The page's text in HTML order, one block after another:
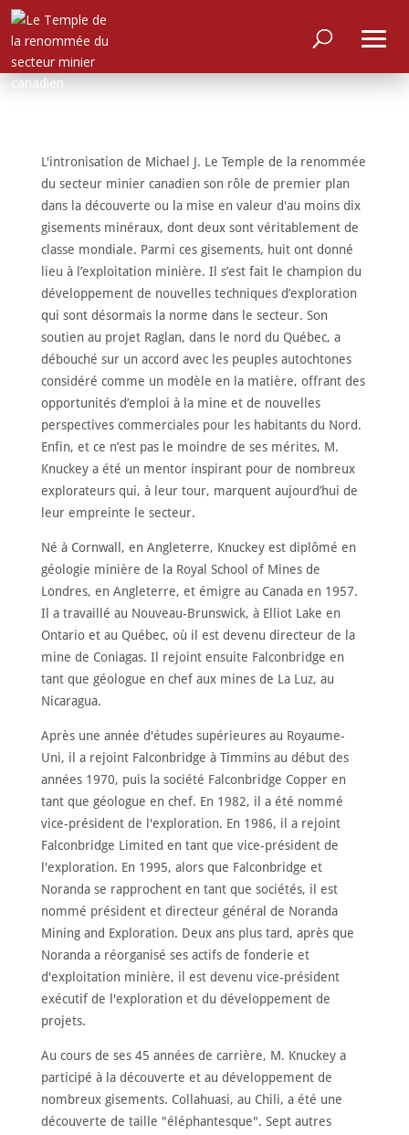
ACCUEIL
À
RENCONTRER
LES
MEMBRES
NOMINATION
CÉRÉMONIE
ANNUELLE
NOUVELLES
SPONSORS
DE
SOUTIEN
CONTACT
Français
L'intronisation de Michael J. Le Temple de la renommée
du secteur minier canadien son rôle de premier plan
dans la découverte ou la mise en valeur d'au moins dix
gisements minéraux, dont deux sont véritablement de
classe mondiale. Parmi ces gisements, huit ont donné
lieu à l’exploitation minière. Il s’est fait le champion du
développement de nouvelles techniques d’exploration
qui sont désormais la norme dans le secteur. Son
soutien au projet Raglan, dans le nord du Québec, a
débouché sur un accord avec les peuples autochtones
considéré comme un modèle en la matière, offrant des
opportunités d’emploi à la mine et de nouvelles
perspectives commerciales pour les habitants du Nord.
Enfin, et ce n’est pas le moindre de ses mérites, M.
Knuckey a été un mentor inspirant pour de nombreux
explorateurs qui, à leur tour, marquent aujourd’hui de
leur empreinte le secteur.
Né à Cornwall, en Angleterre, Knuckey est diplômé en
géologie minière de la Royal School of Mines de
Londres, en Angleterre, et émigre au Canada en 1957.
Il a travaillé au Nouveau-Brunswick, à Elliot Lake en
Ontario et au Québec, où il est devenu directeur de la
mine de Coniagas. Il rejoint ensuite Falconbridge en
tant que géologue en chef aux mines de La Luz, au
Nicaragua.
Après une année d'études supérieures au Royaume-
Uni, il a rejoint Falconbridge à Timmins au début des
années 1970, puis la société Falconbridge Copper en
tant que géologue en chef. En 1982, il a été nommé
vice-président de l'exploration. En 1986, il a rejoint
Falconbridge Limited en tant que vice-président de
l'exploration. En 1995, alors que Falconbridge et
Noranda se rapprochent en tant que sociétés, il est
nommé président et directeur général de Noranda
Mining and Exploration. Deux ans plus tard, après que
Noranda a réorganisé ses actifs de fonderie et
d'exploitation minière, il est devenu vice-président
exécutif de l'exploration et du développement de
projets.
Au cours de ses 45 années de carrière, M. Knuckey a
participé à la découverte et au développement de
nombreux gisements. Collahuasi, au Chili, a été une
découverte de taille "éléphantesque". Sept autres